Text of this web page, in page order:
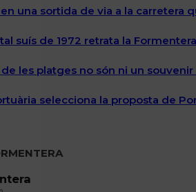
una sortida de via a la carretera
suís de 1972 retrata la
de les platges no són ni un
selecciona la proposta de